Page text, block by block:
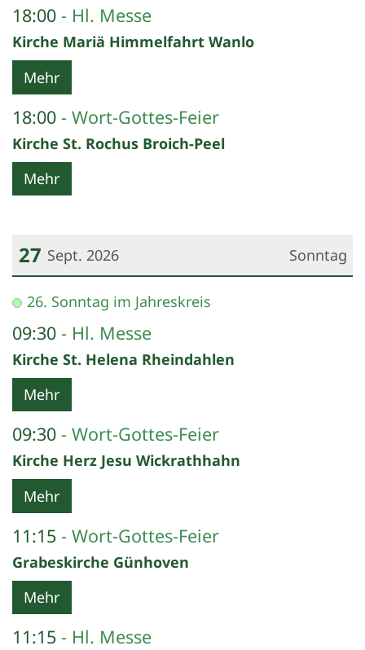
18:00 Hl. Messe
Kirche Mariä Himmelfahrt Wanlo
Mehr
18:00 Wort-Gottes-Feier
Kirche St. Rochus Broich-Peel
Mehr
Sonntag
27 Sept. 2026
Datum: 27. September 2026
26. Sonntag im Jahreskreis
09:30 Hl. Messe
Kirche St. Helena Rheindahlen
Mehr
09:30 Wort-Gottes-Feier
Kirche Herz Jesu Wickrathhahn
Mehr
11:15 Wort-Gottes-Feier
Grabeskirche Günhoven
Mehr
11:15 Hl. Messe